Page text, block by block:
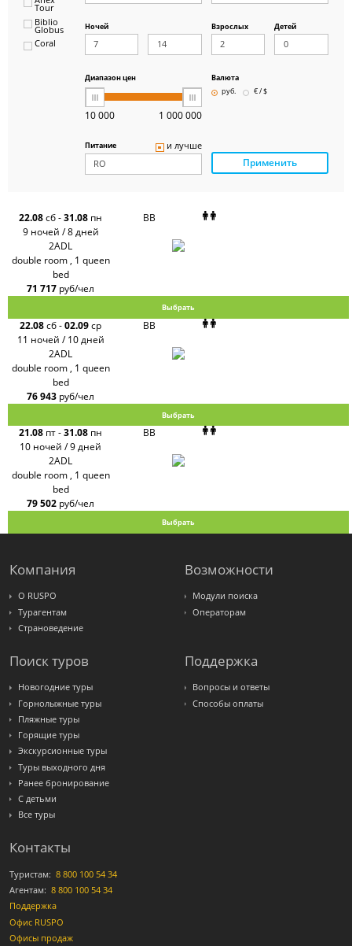
Tour
Biblio
Globus
Coral
Alean
Sunmar
PlanTravel
FUN&SUN
ex TUI
Крымская
Волна
LOTI
Express
Интурист
Travelata
Ночей Взрослых Детей
Диапазон цен
10 000 1 000 000
Валюта
руб.
€ / $
Питание и лучше
Применить
22.08сб-31.08 пн
9 ночей / 8 дней
BB
2ADL
double room , 1 queen
bed
71 717 руб/чел
Выбрать
22.08сб-02.09ср
11 ночей / 10 дней
BB
2ADL
double room , 1 queen
bed
76 943 руб/чел
Выбрать
21.08 пт-31.08 пн
10 ночей / 9 дней
BB
2ADL
double room , 1 queen
bed
79 502 руб/чел
Выбрать
Компания
О RUSPO
Турагентам
Страноведение
Возможности
Модули поиска
Операторам
Поиск туров
Новогодние туры
Горнолыжные туры
Пляжные туры
Горящие туры
Экскурсионные туры
Туры выходного дня
Ранее бронирование
С детьми
Все туры
Поддержка
Вопросы и ответы
Способы оплаты
Контакты
Туристам: 8 800 100 54 34
Агентам: 8 800 100 54 34
Поддержка
Офис RUSPO
Офисы продаж